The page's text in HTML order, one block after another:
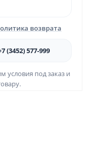
возврата
577-999
условия под заказ и